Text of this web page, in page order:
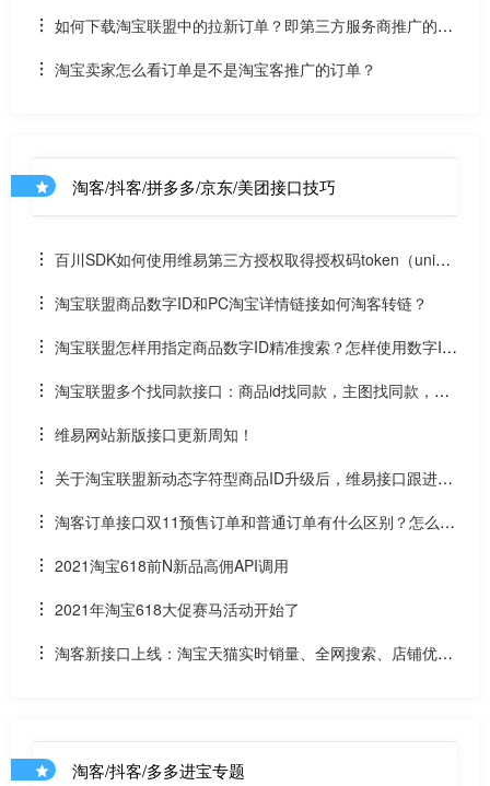
如何下载淘宝联盟中的拉新订单？即第三方服务商推广的订
单接口
淘宝卖家怎么看订单是不是淘宝客推广的订单？
淘客/抖客/拼多多/京东/美团接口技巧
百川SDK如何使用维易第三方授权取得授权码token（uniap
p）淘宝联盟商品数字ID和PC淘宝详情链接如何淘客转链？
淘宝联盟怎样用指定商品数字ID精准搜索？怎样使用数字ID
和场景ID2转链？
淘宝联盟多个找同款接口：商品id找同款，主图找同款，SK
U找同款
维易网站新版接口更新周知！
关于淘宝联盟新动态字符型商品ID升级后，维易接口跟进情
况和API调用说明
淘客订单接口双11预售订单和普通订单有什么区别？怎么区
分是淘客双11预售订单是否已付尾款？预售中支付了定金的宝
贝该如何计算佣金
2021淘宝618前N新品高佣API调用
2021年淘宝618大促赛马活动开始了
淘客新接口上线：淘宝天猫实时销量、全网搜索、店铺优惠
淘客/抖客/多多进宝专题